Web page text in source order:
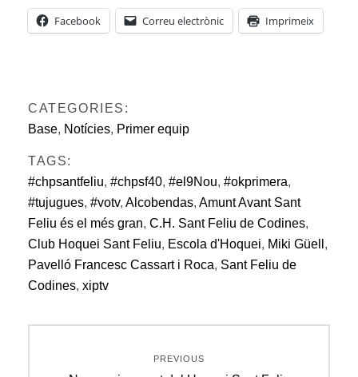
Facebook Correu electrònic Imprimeix
CATEGORIES:
Base, Notícies, Primer equip
TAGS:
#chpsantfeliu, #chpsf40, #el9Nou, #okprimera,
#tujugues, #votv, Alcobendas, Amunt Avant Sant
Feliu és el més gran, C.H. Sant Feliu de Codines,
Club Hoquei Sant Feliu, Escola d'Hoquei, Miki Güell ,
Pavelló Francesc Cassart i Roca, Sant Feliu de
Codines, xiptv
PREVIOUS